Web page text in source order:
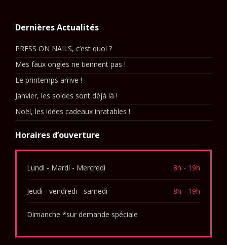
Dernières Actualités
PRESS ON NAILS, c’est quoi ?
Mes faux ongles ne tiennent pas !
Le printemps arrive !
Janvier, les soldes sont déjà là !
Noël, les idées cadeaux inratables !
Horaires d’ouverture
Lundi - Mardi - Mercredi 8h - 19h
Jeudi - vendredi - samedi 8h - 19h
Dimanche *sur demande spéciale